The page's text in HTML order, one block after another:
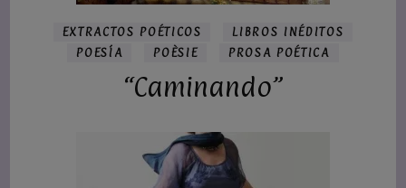
EXTRACTOS POÉTICOS
LIBROS INÉDITOS
POESÍA
POÈSIE PROSA POÉTICA
“Caminando”